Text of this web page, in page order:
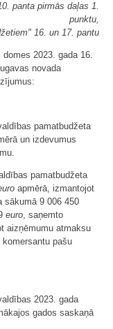
panta pirmās daļas 1.
punktu,
16. un 17. pantu
2023. gada 16.
novada
pamatbudžeta
un izdevumus
pamatbudžeta
apmērā, izmantojot
sākumā 9 006 450
euro, saņemto
aizņēmumu atmaksu
pašu
2023. gada
gados saskaņā